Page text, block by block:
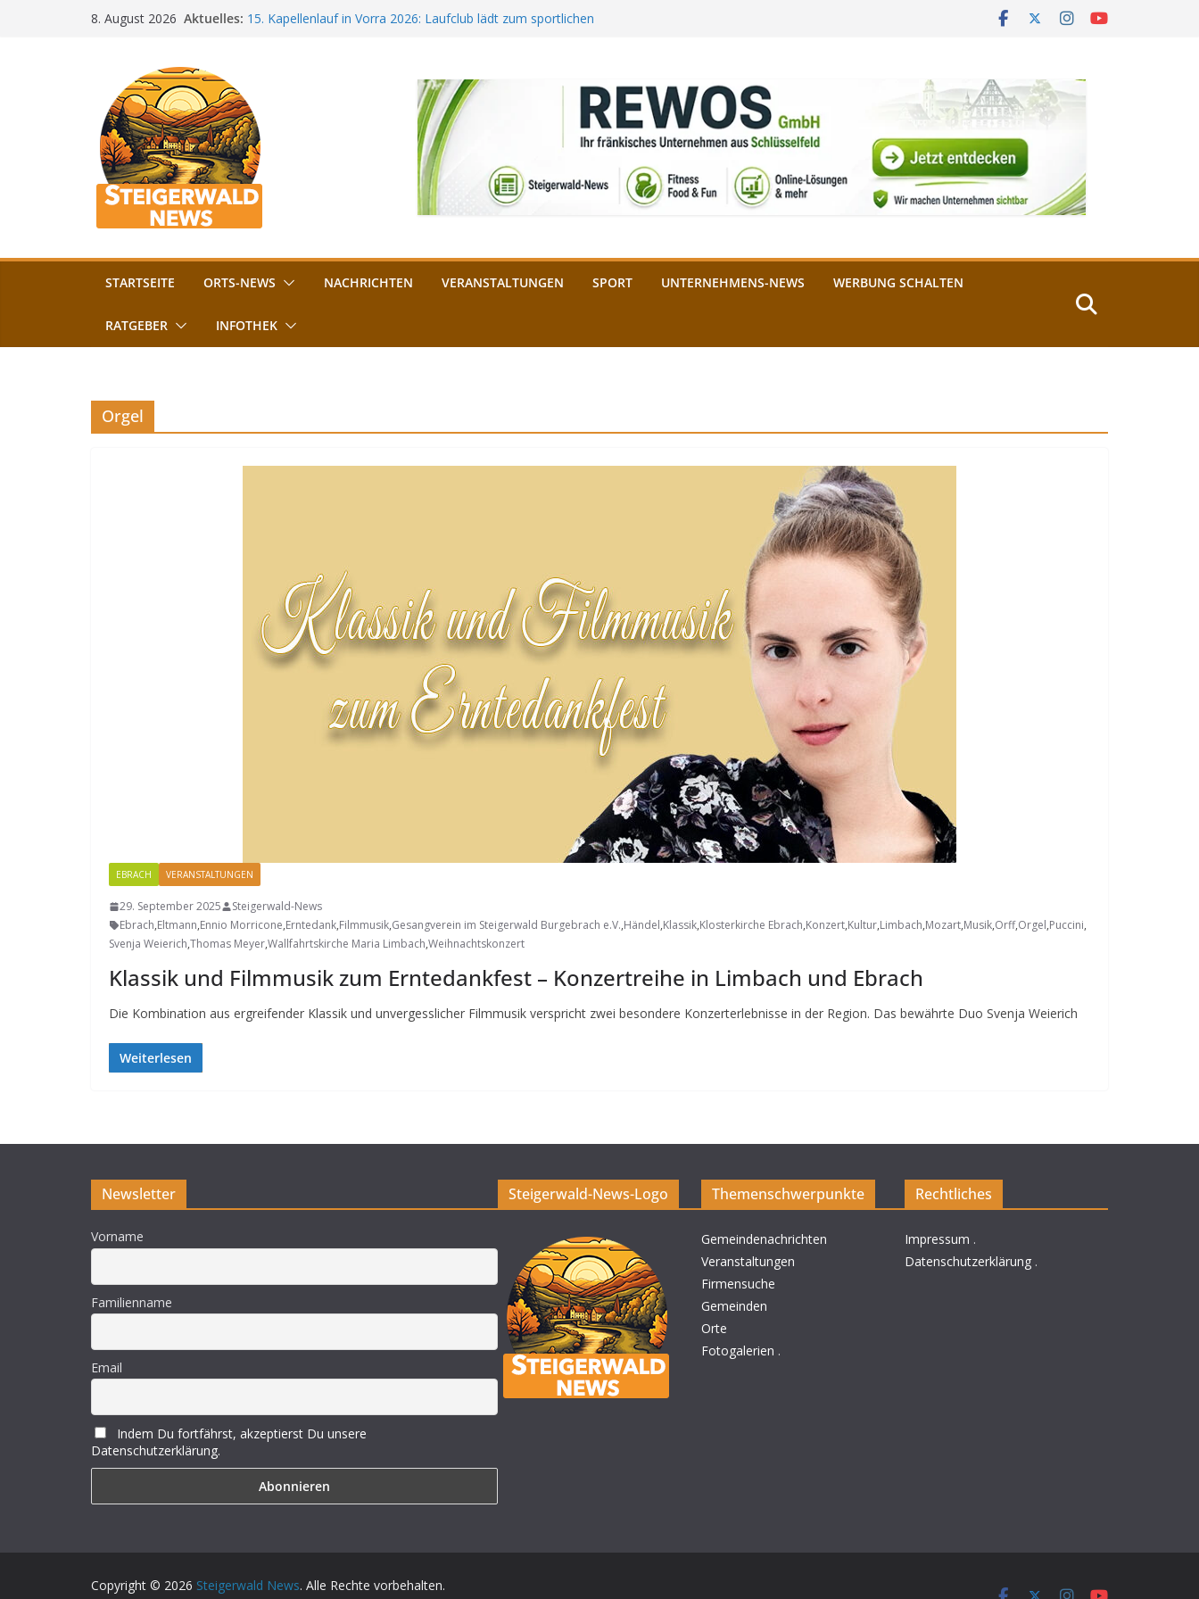
8. August 2026 Aktuelles: 15. Kapellenlauf in Vorra 2026: Laufclub lädt zum sportlichen
„Bamberger Böhnla“: Kaffee aus Bamberg unterstützt die
Lebenshilfe
Aschbacher Kerwa startet bald: Das ist heuer geboten
Vollsperrung am Friedhof in Schlüsselfeld: Kreuzung ab 3.
August gesperrt
STARTSEITE ORTS-NEWS NACHRICHTEN VERANSTALTUNGEN SPORT UNTERNEHMENS-NEWS WERBUNG SCHALTEN
RATGEBER INFOTHEK
Orgel
EBRACH VERANSTALTUNGEN
29. September 2025
Steigerwald-News
Ebrach,Eltmann,Ennio Morricone,Erntedank,Filmmusik,Gesangverein im Steigerwald Burgebrach e.V.,Händel,Klassik,Klosterkirche Ebrach,Konzert,Kultur,Limbach,Mozart,Musik,Orff,Orgel,Puccini,
Svenja Weierich,Thomas Meyer,Wallfahrtskirche Maria Limbach,Weihnachtskonzert
Klassik und Filmmusik zum Erntedankfest – Konzertreihe in Limbach und Ebrach
Die Kombination aus ergreifender Klassik und unvergesslicher Filmmusik verspricht zwei besondere Konzerterlebnisse in der Region. Das bewährte Duo Svenja Weierich
Weiterlesen
Newsletter
Vorname
Familienname
Email
Indem Du fortfährst, akzeptierst Du unsere
Datenschutzerklärung.
Steigerwald-News-Logo Themenschwerpunkte
Gemeindenachrichten
Veranstaltungen
Firmensuche
Gemeinden
Orte
Fotogalerien .
Rechtliches
Impressum .
Datenschutzerklärung .
Copyright © 2026 Steigerwald News. Alle Rechte vorbehalten.